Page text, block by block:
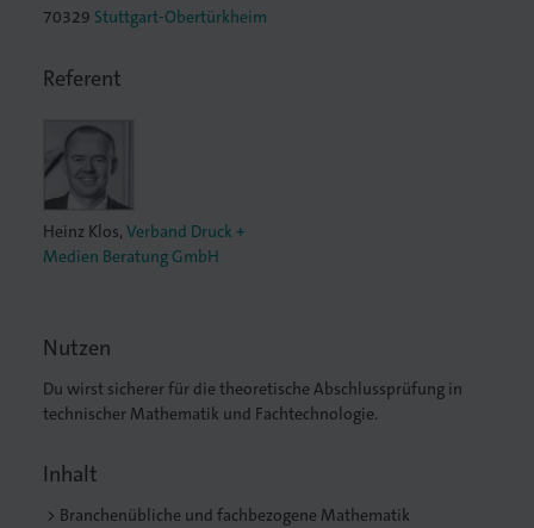
70329 Stuttgart-Obertürkheim
Referent
Heinz Klos,Verband Druck +
Medien Beratung GmbH
Nutzen
Du wirst sicherer für die theoretische Abschlussprüfung in
technischer Mathematik und Fachtechnologie.
Inhalt
Branchenübliche und fachbezogene Mathematik